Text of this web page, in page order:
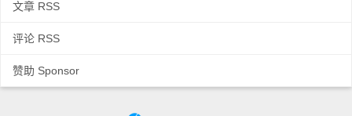
文章 RSS
评论 RSS
赞助 Sponsor